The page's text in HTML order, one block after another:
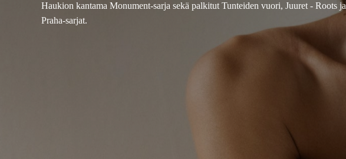
Haukion kantama Monument-sarja sekä palkitut Tunteiden vuori, Juuret - Roots ja
Praha-sarjat.